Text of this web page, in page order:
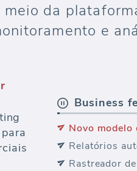
da
e
Business
Relatórios